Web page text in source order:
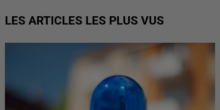
LES ARTICLES LES PLUS VUS